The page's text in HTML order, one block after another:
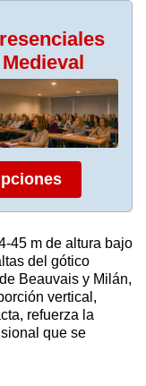
45 m de altura bajo
del gótico
Beauvais y Milán,
vertical,
refuerza la
que se